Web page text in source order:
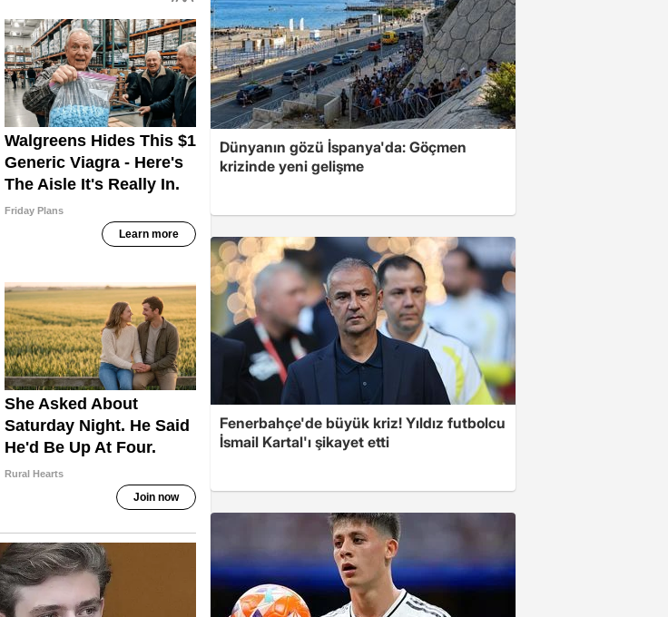
Dünyanın gözü İspanya'da: Göçmen
krizinde yeni gelişme
Fenerbahçe'de büyük kriz! Yıldız futbolcu
İsmail Kartal'ı şikayet etti